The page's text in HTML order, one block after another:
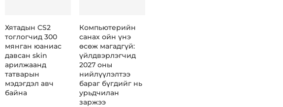
Хятадын CS2
тоглогчид 300
мянган юаниас
давсан skin
арилжаанд
татварын
мэдэгдэл авч
байна
Компьютерийн
санах ойн үнэ
өсөж магадгүй:
үйлдвэрлэгчид
2027 оны
нийлүүлэлтээ
бараг бүгдийг нь
урьдчилан
заржээ